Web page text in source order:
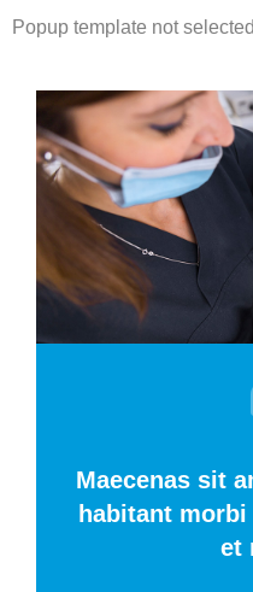
Popup template not selected
Maecenas sit
habitant
et